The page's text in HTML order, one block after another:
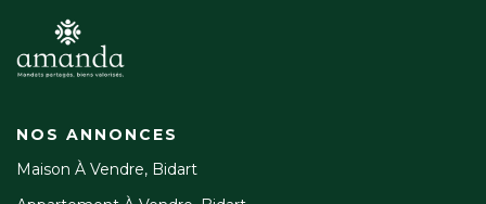
NOS ANNONCES
Maison À Vendre, Bidart